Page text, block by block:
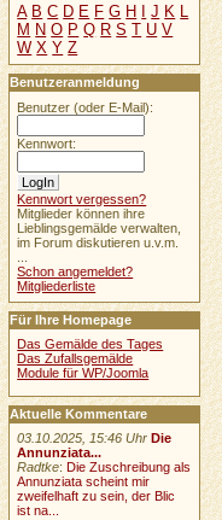
A B C D E F G H I J K L
M N O P Q R S T U V
W X Y Z
Benutzeranmeldung
Benutzer (oder E-Mail):
Kennwort:
Kennwort vergessen?
Mitglieder können ihre
Lieblingsgemälde verwalten,
im Forum diskutieren u.v.m.
Schon angemeldet?
Mitgliederliste
Für Ihre Homepage
Das Gemälde des Tages
Das Zufallsgemälde
Module für WP/Joomla
Aktuelle Kommentare
03.10.2025, 15:46 Uhr Die
Annunziata...
Radtke: Die Zuschreibung als
Annunziata scheint mir
zweifelhaft zu sein, der Blic
ist na...